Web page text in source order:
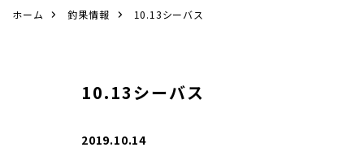
ホーム 釣果情報 10.13シーバス
10.13シーバス
2019.10.14